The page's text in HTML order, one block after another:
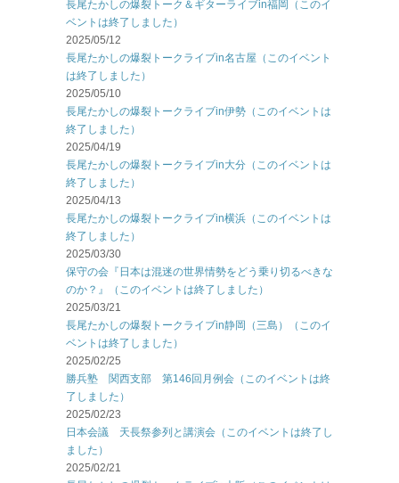
長尾たかしの爆裂トーク＆ギターライブin福岡（このイ
ベントは終了しました）
2025/05/12
長尾たかしの爆裂トークライブin名古屋（このイベント
は終了しました）
2025/05/10
長尾たかしの爆裂トークライブin伊勢（このイベントは
終了しました）
2025/04/19
長尾たかしの爆裂トークライブin大分（このイベントは
終了しました）
2025/04/13
長尾たかしの爆裂トークライブin横浜（このイベントは
終了しました）
2025/03/30
保守の会『日本は混迷の世界情勢をどう乗り切るべきな
のか？』（このイベントは終了しました）
2025/03/21
長尾たかしの爆裂トークライブin静岡（三島）（このイ
ベントは終了しました）
2025/02/25
勝兵塾 関西支部 第146回月例会（このイベントは終
了しました）
2025/02/23
日本会議 天長祭参列と講演会（このイベントは終了し
ました）
2025/02/21